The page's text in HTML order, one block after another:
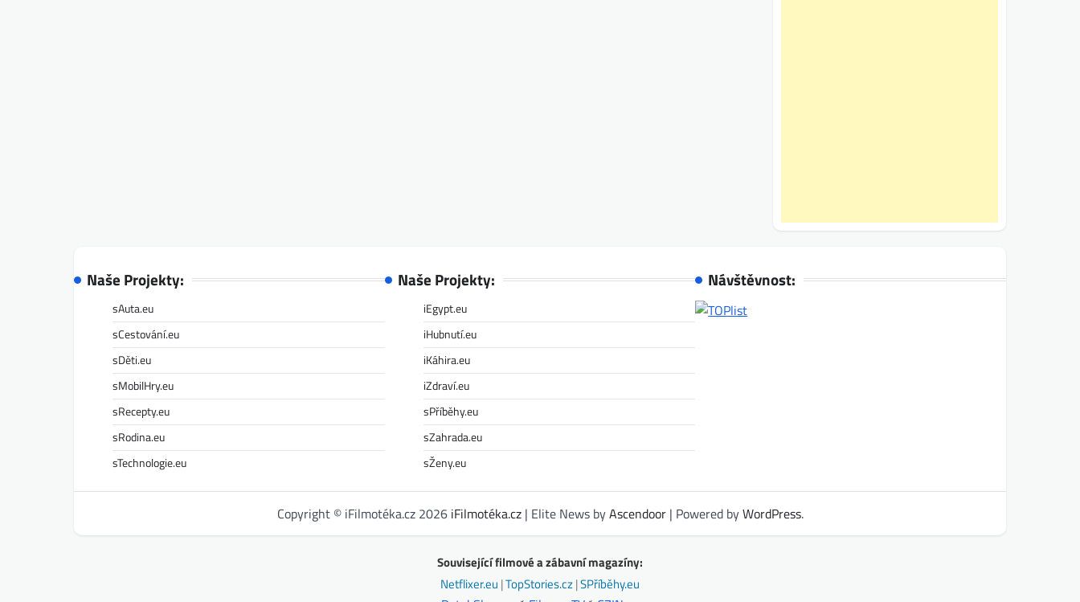
Naše Projekty:
sAuta.eu
sCestování.eu
sDěti.eu
sMobilHry.eu
sRecepty.eu
sRodina.eu
sTechnologie.eu
Naše Projekty:
iEgypt.eu
iHubnutí.eu
iKáhira.eu
iZdraví.eu
sPříběhy.eu
sZahrada.eu
sŽeny.eu
Návštěvnost:
Copyright © iFilmotéka.cz 2026 iFilmotéka.cz| Elite News byAscendoor| Powered byWordPress.
Související filmové a zábavní magazíny:
Netflixer.eu |TopStories.cz|SPříběhy.eu